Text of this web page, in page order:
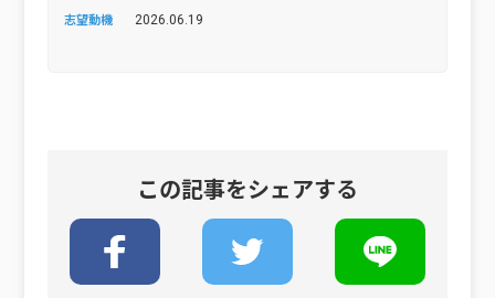
志望動機 2026.06.19
この記事をシェアする